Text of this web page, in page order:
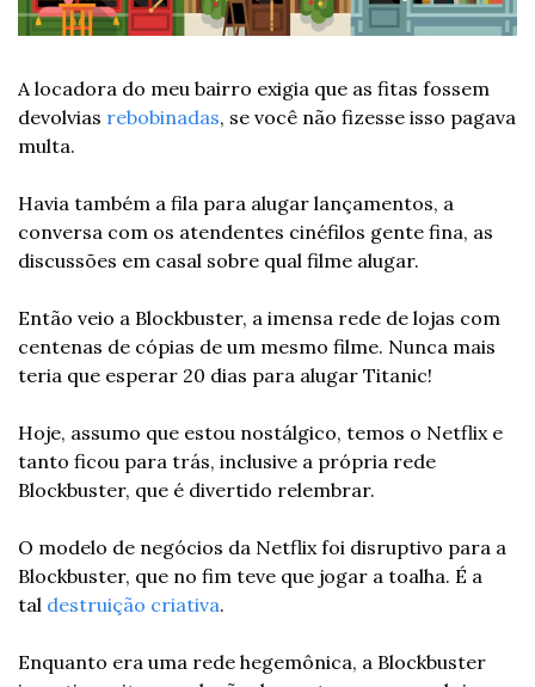
A locadora do meu bairro exigia que as fitas fossem
devolvias rebobinadas, se você não fizesse isso pagava
multa.
Havia também a fila para alugar lançamentos, a
conversa com os atendentes cinéfilos gente fina, as
discussões em casal sobre qual filme alugar.
Então veio a Blockbuster, a imensa rede de lojas com
centenas de cópias de um mesmo filme. Nunca mais
teria que esperar 20 dias para alugar Titanic!
Hoje, assumo que estou nostálgico, temos o Netflix e
tanto ficou para trás, inclusive a própria rede
Blockbuster, que é divertido relembrar.
O modelo de negócios da Netflix foi disruptivo para a
Blockbuster, que no fim teve que jogar a toalha. É a
tal destruição criativa.
Enquanto era uma rede hegemônica, a Blockbuster